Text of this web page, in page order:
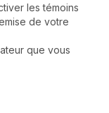
les témoins
de votre
que vous